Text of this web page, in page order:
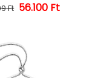
Normál ár
Ft 56.100 Ft